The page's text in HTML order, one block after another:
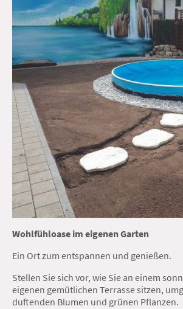
Wohlfühloase im eigenen Garten
Ein Ort zum entspannen und genießen.
Stellen Sie sich vor, wie Sie an einem
eigenen gemütlichen Terrasse sitzen,
duftenden Blumen und grünen Pflanzen.